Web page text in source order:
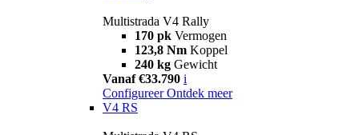
Multistrada V4 Rally
170 pk Vermogen
123,8 Nm Koppel
240 kg Gewicht
Vanaf €33.790 i
Configureer Ontdek meer
V4 RS